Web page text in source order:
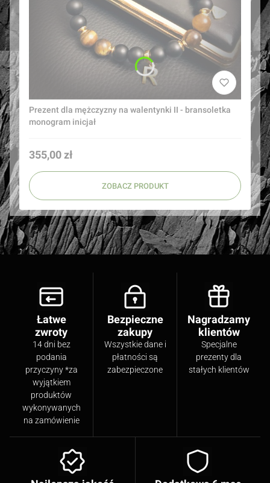
Prezent dla mężczyzny na walentynki II - bransoletka
monogram inicjał
Cena
355,00 zł
ZOBACZ PRODUKT
Łatwe
zwroty
14 dni bez
podania
przyczyny *za
wyjątkiem
produktów
wykonywanych
na zamówienie
Bezpieczne
zakupy
Wszystkie dane i
płatności są
zabezpieczone
Nagradzamy
klientów
Specjalne
prezenty dla
stałych klientów